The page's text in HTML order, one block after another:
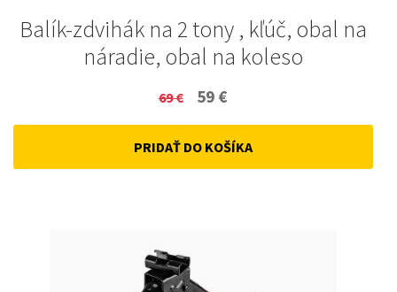
Balík-zdvihák na 2 tony , kľúč, obal na
náradie, obal na koleso
69€
Original
price
was:
59 €
price
is:
PRIDAŤ DO KOŠÍKA